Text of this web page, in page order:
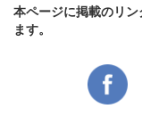
本ページに掲載のリ
ます。